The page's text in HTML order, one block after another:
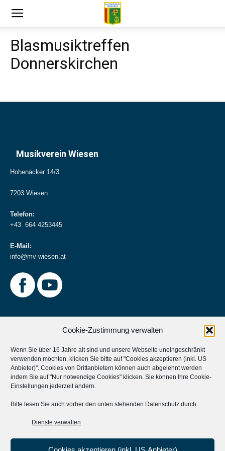
Cookie-Zustimmung verwalten
Wenn Sie über 16 Jahre alt sind und unsere Webseite uneingeschränkt
verwenden möchten, klicken Sie bitte auf "Cookies akzeptieren (inkl. US
Anbieter)". Cookies von Drittanbietern können auch abgelehnt werden
indem Sie auf "Nur notwendige Cookies" klicken. Sie können Ihre Cookie-
Einstellungen jederzeit ändern.
Bitte lesen Sie auch vorher den unten stehenden Datenschutz durch.
Dienste verwalten
Blasmusiktreffen
Donnerskirchen
Musikverein Wiesen
Hohenäcker 14/3
7203 Wiesen
Telefon:
+43 664 4253445
E-Mail:
info@mv-wiesen.at
Weitere Informationen
Musikverein Unterstützen?